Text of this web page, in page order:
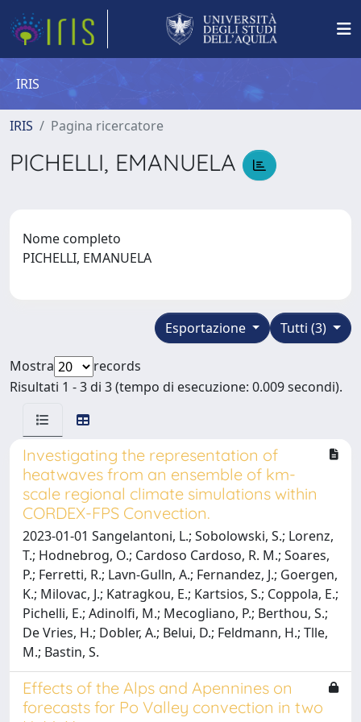
IRIS
IRIS Pagina ricercatore
PICHELLI, EMANUELA
Nome completo
PICHELLI, EMANUELA
Tutti (3)
Esportazione
Mostra
records
Risultati 1 - 3 di 3 (tempo di esecuzione: 0.009 secondi).
Investigating the representation of
heatwaves from an ensemble of km-
scale regional climate simulations within
CORDEX-FPS Convection.
2023-01-01 Sangelantoni, L.; Sobolowski, S.; Lorenz,
T.; Hodnebrog, O.; Cardoso Cardoso, R. M.; Soares,
P.; Ferretti, R.; Lavn-Gulln, A.; Fernandez, J.; Goergen,
K.; Milovac, J.; Katragkou, E.; Kartsios, S.; Coppola, E.;
Pichelli, E.; Adinolfi, M.; Mecogliano, P.; Berthou, S.;
De Vries, H.; Dobler, A.; Belui, D.; Feldmann, H.; Tlle,
M.; Bastin, S.
Effects of the Alps and Apennines on
forecasts for Po Valley convection in two